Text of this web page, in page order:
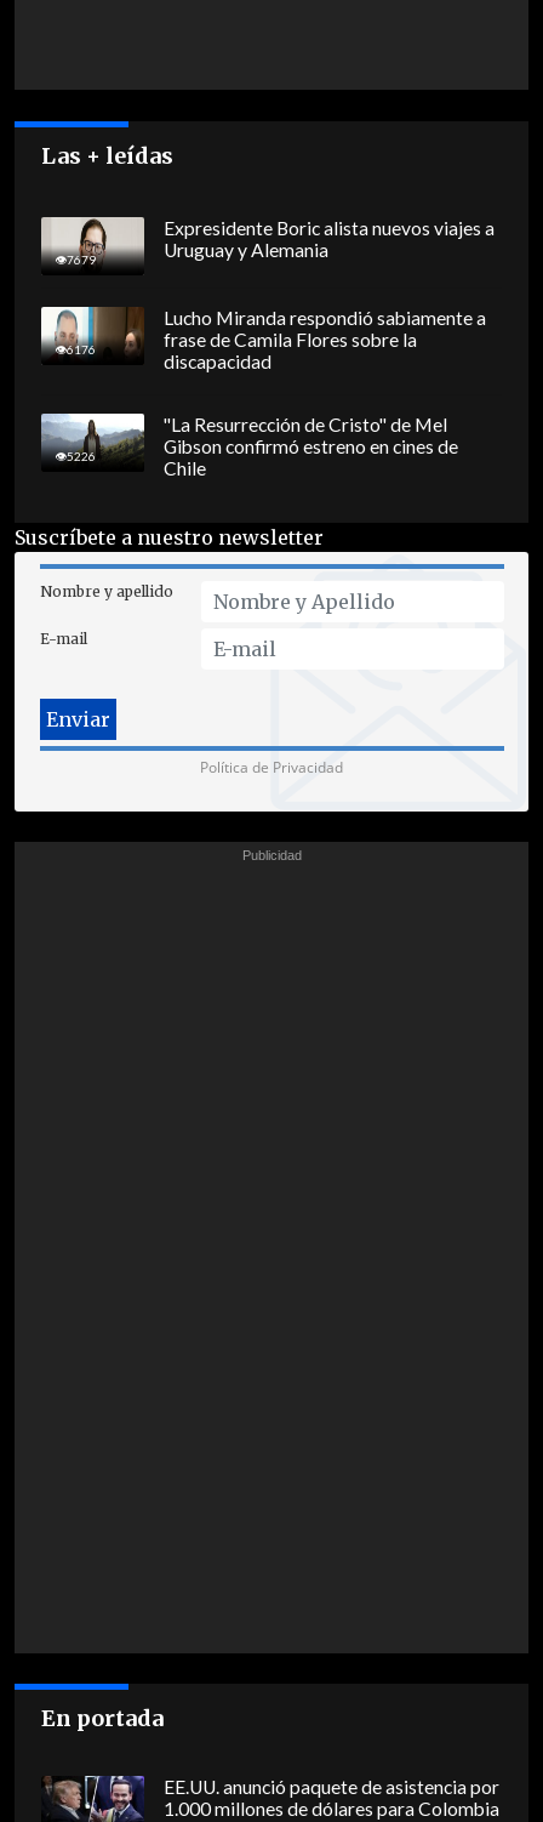
Las + leídas
7679
Expresidente Boric alista nuevos viajes a
Uruguay y Alemania
6176
Lucho Miranda respondió sabiamente a
frase de Camila Flores sobre la
discapacidad
5226
"La Resurrección de Cristo" de Mel
Gibson confirmó estreno en cines de
Chile
Suscríbete a nuestro newsletter
Nombre y apellido
E-mail
Política de Privacidad
En portada
EE.UU. anunció paquete de asistencia por
1.000 millones de dólares para Colombia